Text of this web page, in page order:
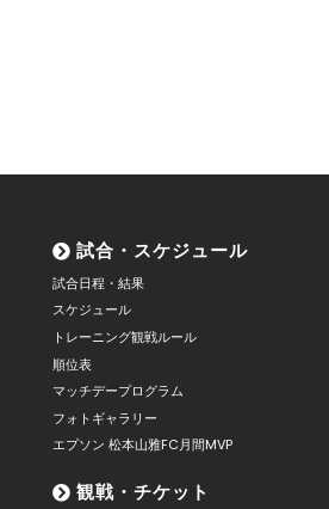
試合・スケジュール
試合日程・結果
スケジュール
トレーニング観戦ルール
順位表
マッチデープログラム
フォトギャラリー
エプソン 松本山雅FC月間MVP
観戦・チケット